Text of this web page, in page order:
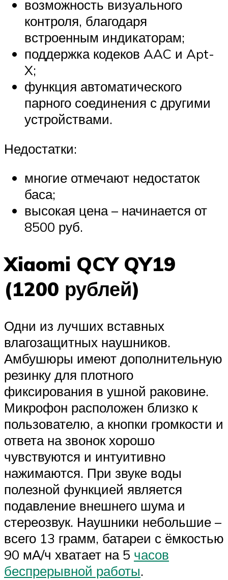
возможность визуального
контроля, благодаря
встроенным индикаторам;
поддержка кодеков AAC и Apt-
X;
функция автоматического
парного соединения с другими
устройствами.
Недостатки:
многие отмечают недостаток
баса;
высокая цена – начинается от
8500 руб.
Xiaomi QCY QY19
(1200 рублей)
Одни из лучших вставных
влагозащитных наушников.
Амбушюры имеют дополнительную
резинку для плотного
фиксирования в ушной раковине.
Микрофон расположен близко к
пользователю, а кнопки громкости и
ответа на звонок хорошо
чувствуются и интуитивно
нажимаются. При звуке воды
полезной функцией является
подавление внешнего шума и
стереозвук. Наушники небольшие –
всего 13 грамм, батареи с ёмкостью
90 мА/ч хватает на 5 часов
беспрерывной работы.